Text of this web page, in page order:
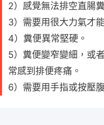
2）感覺無法排空直腸
3）需要用很大力氣才
4）糞便異常堅硬。
5）糞便變窄變細，或
常感到排便疼痛。
6）需要用手指或按壓